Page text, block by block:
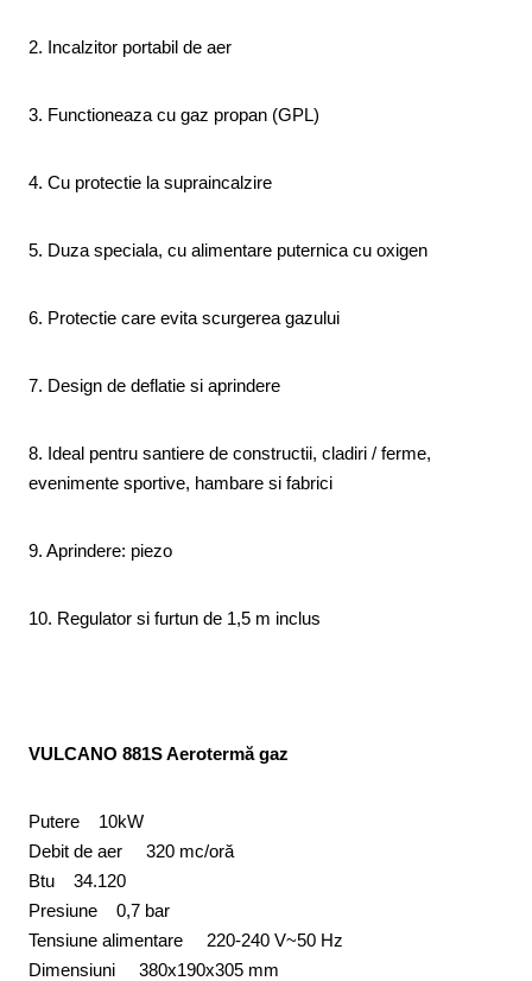
2. Incalzitor portabil de aer
3. Functioneaza cu gaz propan (GPL)
4. Cu protectie la supraincalzire
5. Duza speciala, cu alimentare puternica cu oxigen
6. Protectie care evita scurgerea gazului
7. Design de deflatie si aprindere
8. Ideal pentru santiere de constructii, cladiri / ferme,
evenimente sportive, hambare si fabrici
9. Aprindere: piezo
10. Regulator si furtun de 1,5 m inclus
VULCANO 881S Aerotermă gaz
Putere 10kW
Debit de aer 320 mc/oră
Btu 34.120
Presiune 0,7 bar
Tensiune alimentare 220-240 V~50 Hz
Dimensiuni 380x190x305 mm